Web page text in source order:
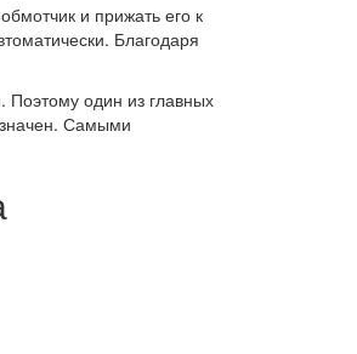
и прижать его к
Благодаря
Поэтому один из главных
Самыми